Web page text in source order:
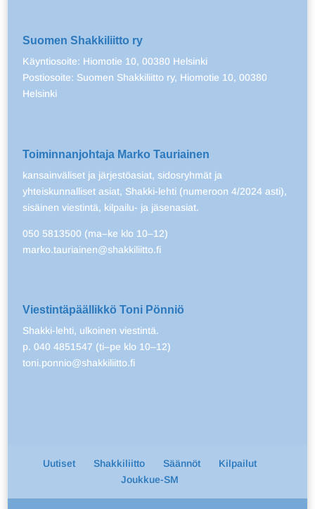
Suomen Shakkiliitto ry
Käyntiosoite: Hiomotie 10, 00380 Helsinki
Postiosoite: Suomen Shakkiliitto ry, Hiomotie 10, 00380
Helsinki
Toiminnanjohtaja Marko Tauriainen
kansainväliset ja järjestöasiat, sidosryhmät ja
yhteiskunnalliset asiat, Shakki-lehti (numeroon 4/2024 asti),
sisäinen viestintä, kilpailu- ja jäsenasiat.
050 5813500 (ma–ke klo 10–12)
marko.tauriainen@shakkiliitto.fi
Viestintäpäällikkö Toni Pönniö
Shakki-lehti, ulkoinen viestintä.
p. 040 4851547 (ti–pe klo 10–12)
toni.ponnio@shakkiliitto.fi
Uutiset Shakkiliitto Säännöt
Kilpailut
Joukkue-SM